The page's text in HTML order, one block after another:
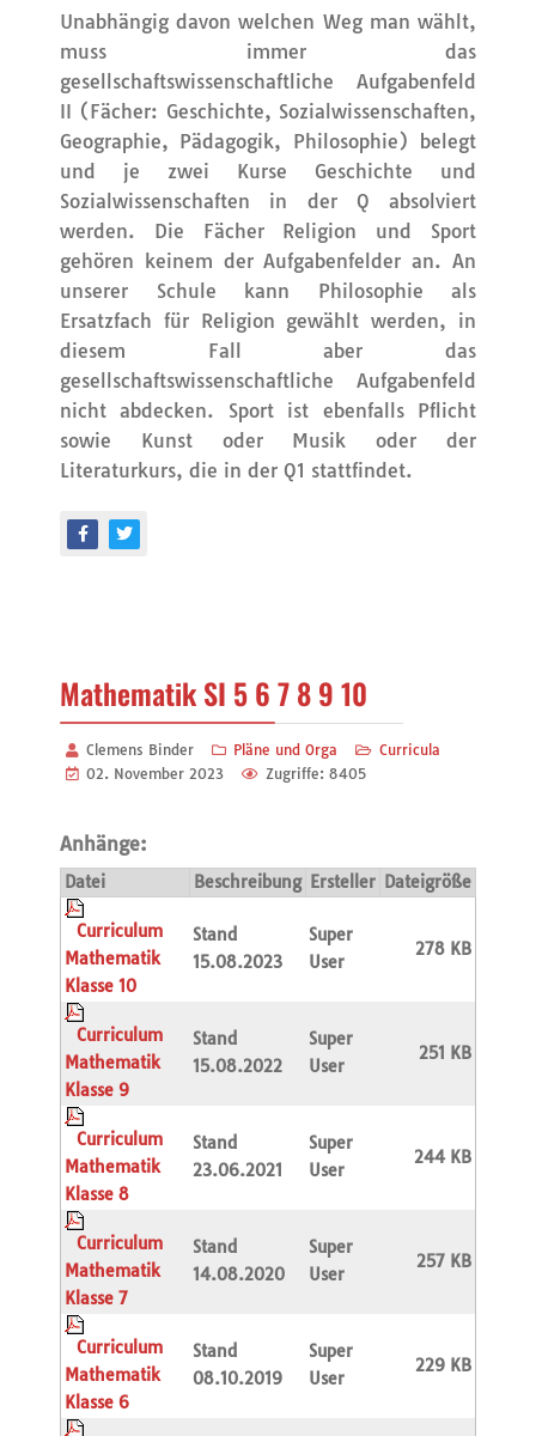
Unabhängig davon welchen Weg man wählt,
muss immer das
gesellschaftswissenschaftliche Aufgabenfeld
II (Fächer: Geschichte, Sozialwissenschaften,
Geographie, Pädagogik, Philosophie) belegt
und je zwei Kurse Geschichte und
Sozialwissenschaften in der Q absolviert
werden. Die Fächer Religion und Sport
gehören keinem der Aufgabenfelder an. An
unserer Schule kann Philosophie als
Ersatzfach für Religion gewählt werden, in
diesem Fall aber das
gesellschaftswissenschaftliche Aufgabenfeld
nicht abdecken. Sport ist ebenfalls Pflicht
sowie Kunst oder Musik oder der
Literaturkurs, die in der Q1 stattfindet.
Mathematik SI 5 6 7 8 9 10
Clemens Binder Pläne und Orga
Curricula
02. November 2023
Zugriffe: 8405
Anhänge:
Datei Beschreibung Ersteller Dateigröße
Curriculum
Mathematik
Klasse 10
Stand
15.08.2023
Super
User
278 KB
Curriculum
Mathematik
Klasse 9
Stand
15.08.2022
Super
User
251 KB
Curriculum
Mathematik
Klasse 8
Stand
23.06.2021
Super
User
244 KB
Curriculum
Mathematik
Klasse 7
Stand
14.08.2020
Super
User
257 KB
Curriculum
Mathematik
Klasse 6
Stand
08.10.2019
Super
User
229 KB